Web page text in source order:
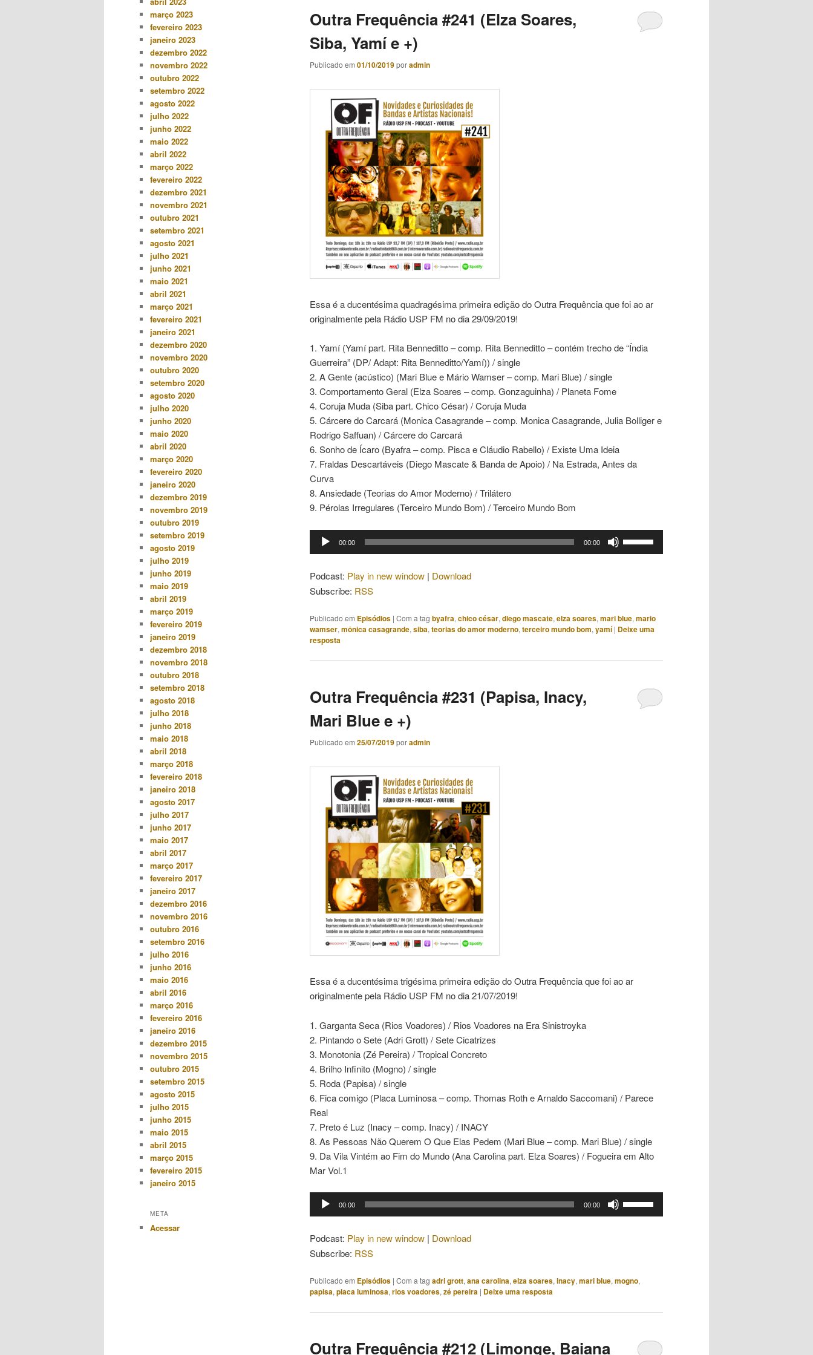
Outra Frequência #241 (Elza Soares,
Siba, Yamí e +)
Publicado em 01/10/2019poradmin
Essa é a ducentésima quadragésima primeira edição do Outra Frequência que foi ao ar
originalmente pela Rádio USP FM no dia 29/09/2019!
1. Yamí (Yamí part. Rita Benneditto – comp. Rita Benneditto – contém trecho de “Índia
Guerreira” (DP/ Adapt: Rita Benneditto/Yamí)) / single
2. A Gente (acústico) (Mari Blue e Mário Wamser – comp. Mari Blue) / single
3. Comportamento Geral (Elza Soares – comp. Gonzaguinha) / Planeta Fome
4. Coruja Muda (Siba part. Chico César) / Coruja Muda
5. Cárcere do Carcará (Monica Casagrande – comp. Monica Casagrande, Julia Bolliger e
Rodrigo Saffuan) / Cárcere do Carcará
6. Sonho de Ícaro (Byafra – comp. Pisca e Cláudio Rabello) / Existe Uma Ideia
7. Fraldas Descartáveis (Diego Mascate & Banda de Apoio) / Na Estrada, Antes da
Curva
8. Ansiedade (Teorias do Amor Moderno) / Trilátero
9. Pérolas Irregulares (Terceiro Mundo Bom) / Terceiro Mundo Bom
Tocador 00:00 00:00
para
diminuir
Podcast: Play in new window | Download
Subscribe: RSS
Publicado em Episódios | Com a tag byafra, chico césar, diego mascate, elza soares, mari blue, mario
wamser, mônica casagrande, siba, teorias do amor moderno, terceiro mundo bom, yamí | Deixe uma
resposta
Outra Frequência #231 (Papisa, Inacy,
Mari Blue e +)
Publicado em 25/07/2019poradmin
Essa é a ducentésima trigésima primeira edição do Outra Frequência que foi ao ar
originalmente pela Rádio USP FM no dia 21/07/2019!
1. Garganta Seca (Rios Voadores) / Rios Voadores na Era Sinistroyka
2. Pintando o Sete (Adri Grott) / Sete Cicatrizes
3. Monotonia (Zé Pereira) / Tropical Concreto
4. Brilho Infinito (Mogno) / single
5. Roda (Papisa) / single
6. Fica comigo (Placa Luminosa – comp. Thomas Roth e Arnaldo Saccomani) / Parece
Real
7. Preto é Luz (Inacy – comp. Inacy) / INACY
8. As Pessoas Não Querem O Que Elas Pedem (Mari Blue – comp. Mari Blue) / single
9. Da Vila Vintém ao Fim do Mundo (Ana Carolina part. Elza Soares) / Fogueira em Alto
Mar Vol.1
Tocador 00:00 00:00
para
para
Podcast: Play in new window | Download
Subscribe: RSS
Publicado em Episódios | Com a tag adri grott,ana carolina,elza soares,inacy,mari blue,mogno,
papisa,placa luminosa,rios voadores,zé pereira | Deixe uma resposta
Outra Frequência #212 (Limonge, Baiana
março 2023
fevereiro 2023
janeiro 2023
dezembro 2022
novembro 2022
outubro 2022
setembro 2022
agosto 2022
julho 2022
junho 2022
maio 2022
abril 2022
março 2022
fevereiro 2022
dezembro 2021
novembro 2021
outubro 2021
setembro 2021
agosto 2021
julho 2021
junho 2021
maio 2021
abril 2021
março 2021
fevereiro 2021
janeiro 2021
dezembro 2020
novembro 2020
outubro 2020
setembro 2020
agosto 2020
julho 2020
junho 2020
maio 2020
abril 2020
março 2020
fevereiro 2020
janeiro 2020
dezembro 2019
novembro 2019
outubro 2019
setembro 2019
agosto 2019
julho 2019
junho 2019
maio 2019
abril 2019
março 2019
fevereiro 2019
janeiro 2019
dezembro 2018
novembro 2018
outubro 2018
setembro 2018
agosto 2018
julho 2018
junho 2018
maio 2018
abril 2018
março 2018
fevereiro 2018
janeiro 2018
agosto 2017
julho 2017
junho 2017
maio 2017
abril 2017
março 2017
fevereiro 2017
janeiro 2017
dezembro 2016
novembro 2016
outubro 2016
setembro 2016
julho 2016
junho 2016
maio 2016
abril 2016
março 2016
fevereiro 2016
janeiro 2016
dezembro 2015
novembro 2015
outubro 2015
setembro 2015
agosto 2015
julho 2015
junho 2015
maio 2015
abril 2015
março 2015
fevereiro 2015
janeiro 2015
META
Acessar